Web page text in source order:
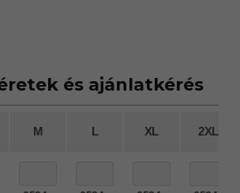
és ajánlatkérés
M L XL 2XL